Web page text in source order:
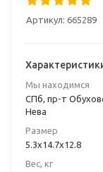
Артикул: 665289
Мы находимся
СПб, пр-т
Нева
Размер
5.3x14.7x12.8
Вес, кг